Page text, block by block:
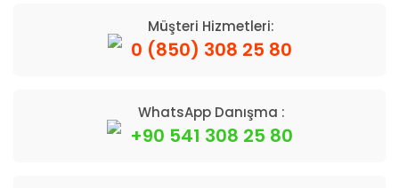
Müşteri Hizmetleri:
0 (850) 308 25 80
WhatsApp Danışma :
+90 541 308 25 80